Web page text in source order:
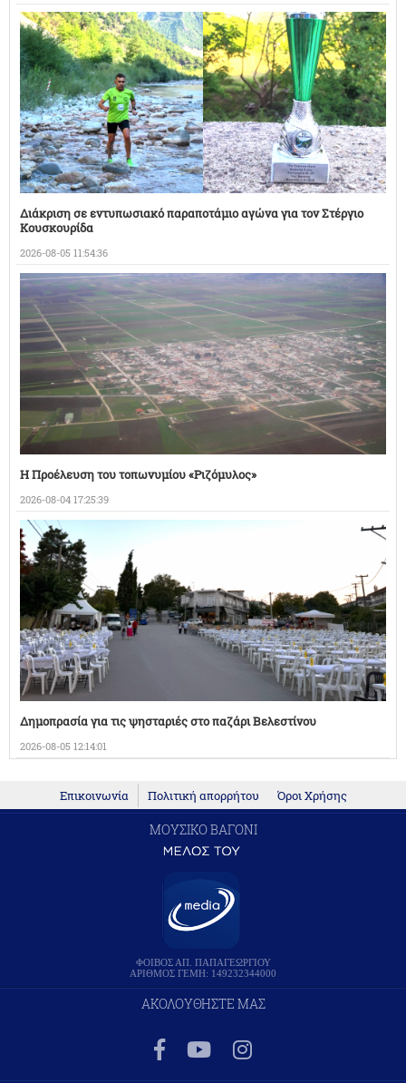
Διάκριση σε εντυπωσιακό παραποτάμιο αγώνα για τον Στέργιο
Κουσκουρίδα
2026-08-05 11:54:36
Η Προέλευση του τοπωνυμίου «Ριζόμυλος»
2026-08-04 17:25:39
Δημοπρασία για τις ψησταριές στο παζάρι Βελεστίνου
2026-08-05 12:14:01
Επικοινωνία Πολιτική απορρήτου Όροι Χρήσης
ΜΟΥΣΙΚΟ ΒΑΓΟΝΙ
ΦΟΙΒΟΣ ΑΠ. ΠΑΠΑΓΕΩΡΓΙΟΥ
ΑΡΙΘΜΟΣ ΓΕΜΗ: 149232344000
ΑΚΟΛΟΥΘΗΣΤΕ ΜΑΣ